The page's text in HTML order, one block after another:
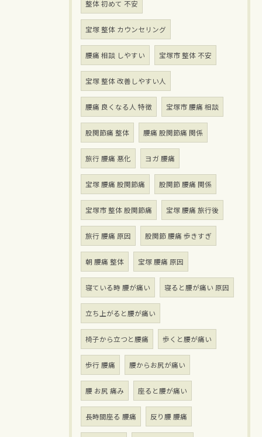
整体 初めて 不安
宝塚 整体 カウンセリング
腰痛 相談 しやすい 宝塚市 整体 不安
宝塚 整体 改善しやすい人
腰痛 良くなる人 特徴 宝塚市 腰痛 相談
股関節痛 整体 腰痛 股関節痛 関係
旅行 腰痛 悪化 ヨガ 腰痛
宝塚 腰痛 股関節痛 股関節 腰痛 関係
宝塚市 整体 股関節痛 宝塚 腰痛 旅行後
旅行 腰痛 原因 股関節 腰痛 歩きすぎ
朝 腰痛 整体 宝塚 腰痛 原因
寝ている時 腰が痛い 寝ると腰が痛い 原因
立ち上がると腰が痛い
椅子から立つと腰痛 歩くと腰が痛い
歩行 腰痛 腰からお尻が痛い
腰 お尻 痛み 座ると腰が痛い
長時間座る 腰痛 反り腰 腰痛